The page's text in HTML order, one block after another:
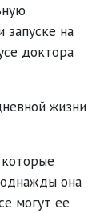
на
доктора
жизни
она
могут ее